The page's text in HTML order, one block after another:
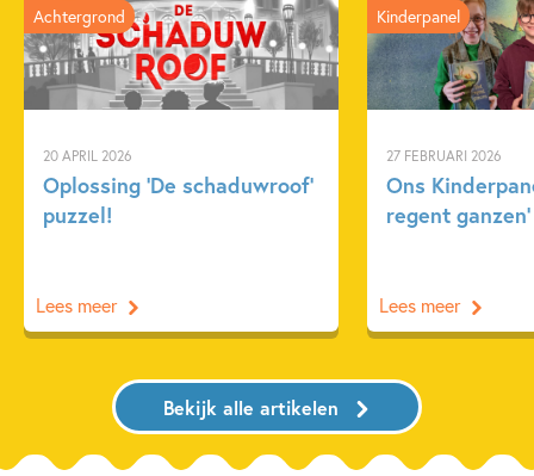
20 APRIL 2026
Oplossing ‘De schaduwroof’
puzzel!
Achtergrond
Lees meer
27 FEBRUARI 2026
Ons
regent ganzen’
Kinderpanel
Lees meer
Bekijk alle artikelen